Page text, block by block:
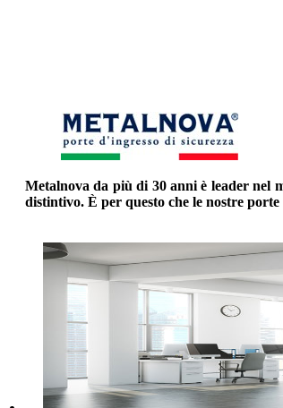
Metalnova da più di 30 anni è leader nel
distintivo. È per questo che le nostre